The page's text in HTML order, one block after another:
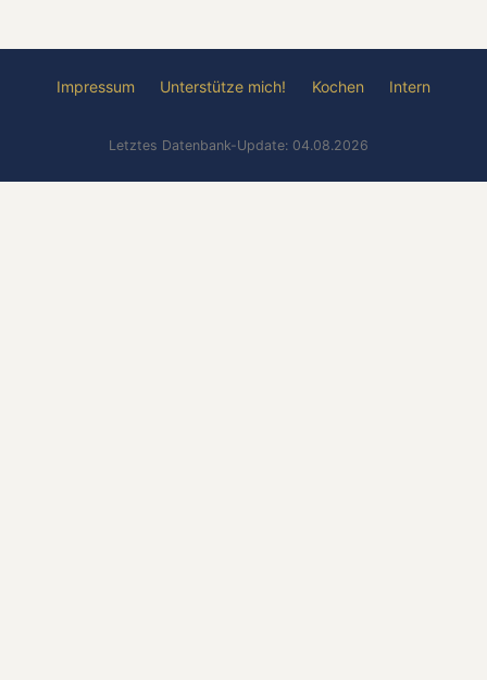
Impressum Unterstütze mich! Kochen Intern
Letztes Datenbank-Update: 04.08.2026